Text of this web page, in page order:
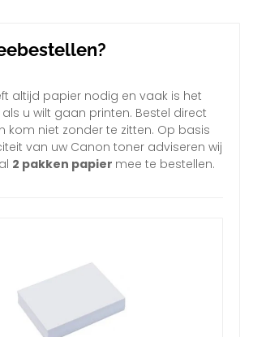
altijd papier nodig en vaak is het
u wilt gaan printen. Bestel direct
kom niet zonder te zitten. Op basis
van uw Canon toner adviseren wij
2 pakken papier mee te bestellen.